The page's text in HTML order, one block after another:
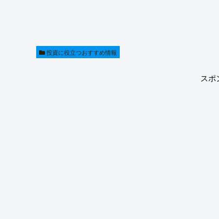
投資に役立つおすすめ情報
スポ